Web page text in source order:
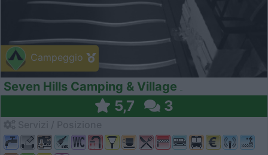
Campeggio
Seven Hills Camping & Village
5,7 3